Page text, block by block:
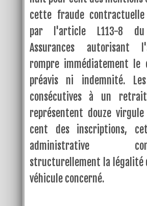
cette fraude contractuelle
par l'article L113-8
Assurances autorisant
rompre immédiatement le
préavis ni indemnité.
consécutives à un
représentent douze
cent des inscriptions,
administrative
structurellement la légalité
véhicule concerné.